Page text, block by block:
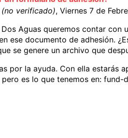
verificado), Viernes 7 de
Dos Aguas queremos contar
ese documento de adhesión.
se genere un archivo que
por la ayuda. Con ella estarás
es lo que tenemos en: fund-